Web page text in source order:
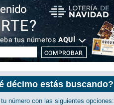
décimo estás buscando?
número con las siguientes opciones: